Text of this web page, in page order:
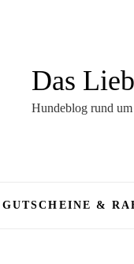
Das
Hundeblog rund
GUTSCHEINE &